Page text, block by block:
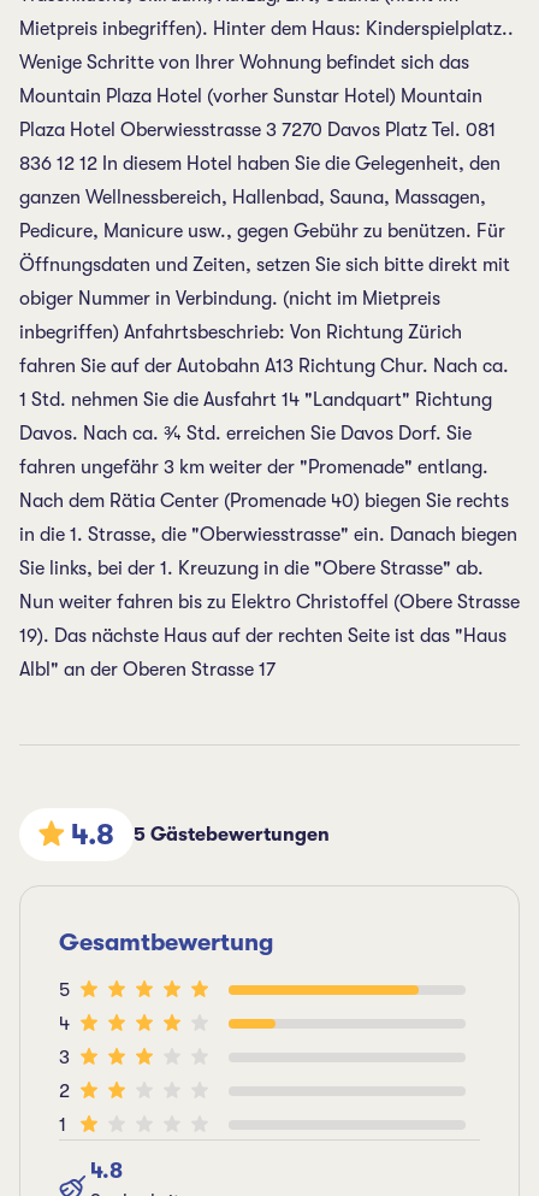
Mietpreis inbegriffen). Hinter dem Haus: Kinderspielplatz..
Wenige Schritte von Ihrer Wohnung befindet sich das
Mountain Plaza Hotel (vorher Sunstar Hotel) Mountain
Plaza Hotel Oberwiesstrasse 3 7270 Davos Platz Tel. 081
836 12 12 In diesem Hotel haben Sie die Gelegenheit, den
ganzen Wellnessbereich, Hallenbad, Sauna, Massagen,
Pedicure, Manicure usw., gegen Gebühr zu benützen. Für
Öffnungsdaten und Zeiten, setzen Sie sich bitte direkt mit
obiger Nummer in Verbindung. (nicht im Mietpreis
inbegriffen) Anfahrtsbeschrieb: Von Richtung Zürich
fahren Sie auf der Autobahn A13 Richtung Chur. Nach ca.
1 Std. nehmen Sie die Ausfahrt 14 "Landquart" Richtung
Davos. Nach ca. ¾ Std. erreichen Sie Davos Dorf. Sie
fahren ungefähr 3 km weiter der "Promenade" entlang.
Nach dem Rätia Center (Promenade 40) biegen Sie rechts
in die 1. Strasse, die "Oberwiesstrasse" ein. Danach biegen
Sie links, bei der 1. Kreuzung in die "Obere Strasse" ab.
Nun weiter fahren bis zu Elektro Christoffel (Obere Strasse
19). Das nächste Haus auf der rechten Seite ist das "Haus
Albl" an der Oberen Strasse 17
4.8 5 Gästebewertungen
Gesamtbewertung
5
4
3
2
1
4.8